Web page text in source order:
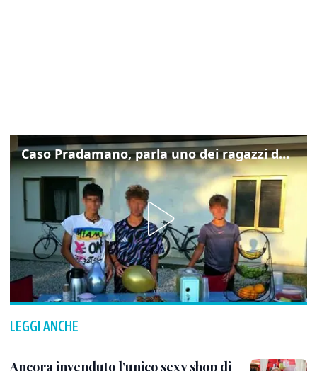
Caso Pradamano, parla uno dei ragazzi denunciati per la limonata: "Volevo anche aiutare i miei"
LEGGI ANCHE
Ancora invenduto l’unico sexy shop di